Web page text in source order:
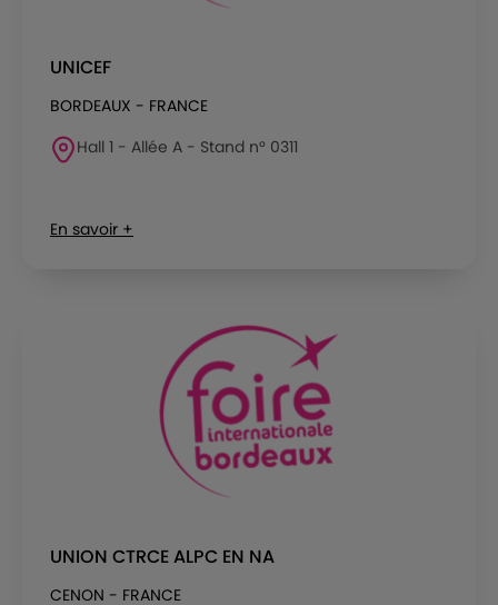
UNICEF
BORDEAUX - FRANCE
Hall 1 - Allée A - Stand n° 0311
En savoir +
UNION CTRCE ALPC EN NA
CENON - FRANCE